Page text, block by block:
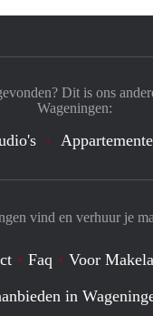
vind en verhuur je
Faq Voor
in
Dit is ons
Wageningen: